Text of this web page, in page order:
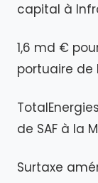
capital à
1,6 md €
portuaire de
de SAF à la
Surtaxe